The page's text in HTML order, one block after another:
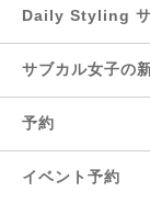
Daily Styling サ
サブカル女子の
予約
イベント予約